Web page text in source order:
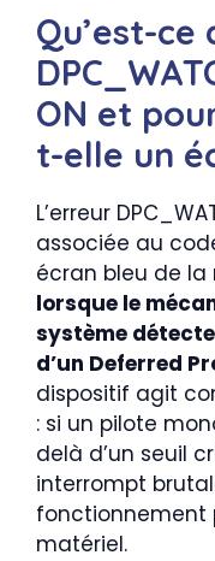
Qu’est-ce
ON et
t-elle un
L’erreur
associée au
écran bleu de la
lorsque le
système
d’un Deferred
dispositif agit
: si un pilote
delà d’un seuil
interrompt
fonctionnement
matériel.